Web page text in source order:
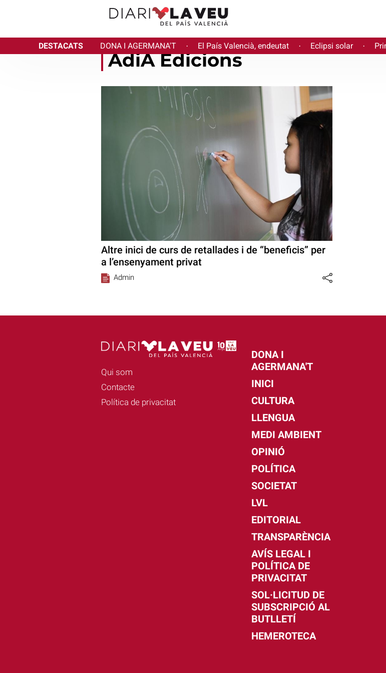
DESTACATS DONA I AGERMANA'T · El País Valencià, endeutat · Eclipsi solar ·
AdiA Edicions
Altre inici de curs de retallades i de “beneficis” per
a l’ensenyament privat
Admin
Qui som
Contacte
Política de privacitat
DONA I
AGERMANA'T
INICI
CULTURA
LLENGUA
MEDI AMBIENT
OPINIÓ
POLÍTICA
SOCIETAT
LVL
EDITORIAL
TRANSPARÈNCIA
AVÍS LEGAL I
POLÍTICA DE
PRIVACITAT
SOL·LICITUD DE
SUBSCRIPCIÓ AL
BUTLLETÍ
HEMEROTECA